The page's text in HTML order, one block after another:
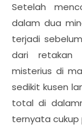
Setelah
dalam dua
terjadi
dari retakan
misterius di
sedikit kusen
total di
ternyata cukup